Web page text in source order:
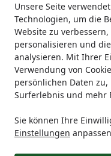
Unsere Seite
Technologien, um die
Website zu
personalisieren und
analysieren. Mit Ihrer
Verwendung von
persönlichen Daten
Surferlebnis und mehr
Sie können Ihre
Einstellungen
Startseite
Vorgarten Holz
Ihre
Kategorien
Filter / Sortierung